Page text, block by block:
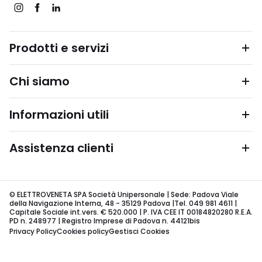
Prodotti e servizi
Chi siamo
Informazioni utili
Assistenza clienti
© ELETTROVENETA SPA Società Unipersonale | Sede: Padova Viale
della Navigazione Interna, 48 - 35129 Padova |Tel. 049 981 4611 |
Capitale Sociale int.vers. € 520.000 | P. IVA CEE IT 00184820280 R.E.A.
PD n. 248977 | Registro Imprese di Padova n. 44121bis
Privacy PolicyCookies policyGestisci Cookies